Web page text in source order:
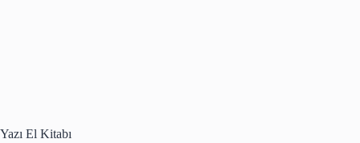
Yazı El Kitabı